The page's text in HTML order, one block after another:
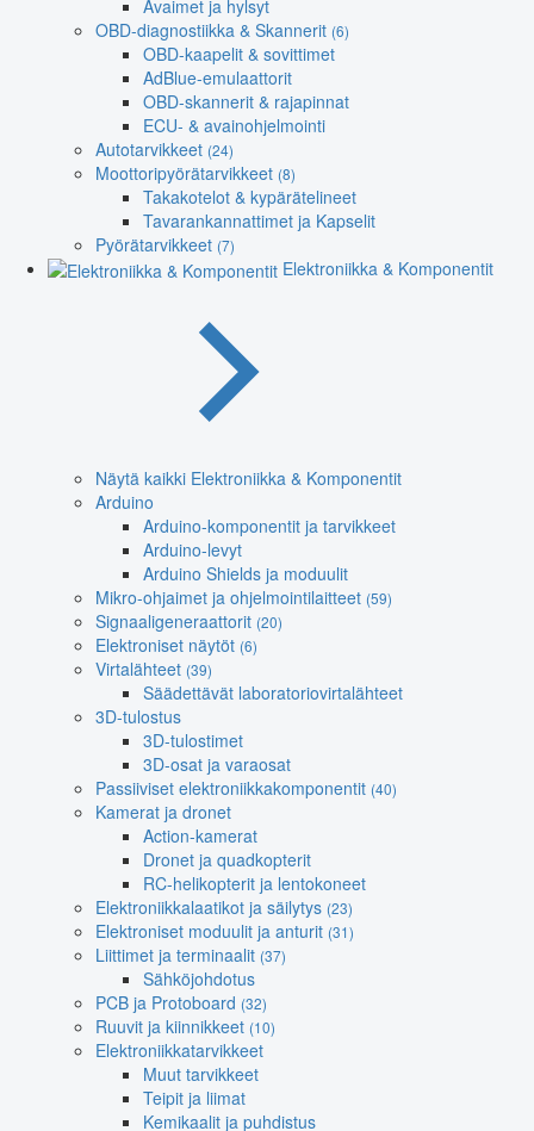
Avaimet ja hylsyt
OBD-diagnostiikka & Skannerit (6)
OBD-kaapelit & sovittimet
AdBlue-emulaattorit
OBD-skannerit & rajapinnat
ECU- & avainohjelmointi
Autotarvikkeet (24)
Moottoripyörätarvikkeet (8)
Takakotelot & kypärätelineet
Tavarankannattimet ja Kapselit
Pyörätarvikkeet (7)
Elektroniikka & Komponentit
Näytä kaikki Elektroniikka & Komponentit
Arduino
Arduino-komponentit ja tarvikkeet
Arduino-levyt
Arduino Shields ja moduulit
Mikro-ohjaimet ja ohjelmointilaitteet (59)
Signaaligeneraattorit (20)
Elektroniset näytöt (6)
Virtalähteet (39)
Säädettävät laboratoriovirtalähteet
3D-tulostus
3D-tulostimet
3D-osat ja varaosat
Passiiviset elektroniikkakomponentit (40)
Kamerat ja dronet
Action-kamerat
Dronet ja quadkopterit
RC-helikopterit ja lentokoneet
Elektroniikkalaatikot ja säilytys (23)
Elektroniset moduulit ja anturit (31)
Liittimet ja terminaalit (37)
Sähköjohdotus
PCB ja Protoboard (32)
Ruuvit ja kiinnikkeet (10)
Elektroniikkatarvikkeet
Muut tarvikkeet
Teipit ja liimat
Kemikaalit ja puhdistus